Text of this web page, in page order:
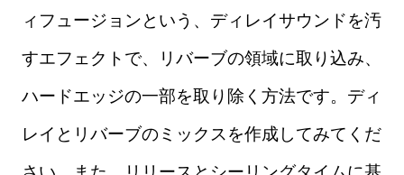
ィフュージョンという、ディレイサウンドを汚
すエフェクトで、リバーブの領域に取り込み、
ハードエッジの一部を取り除く方法です。ディ
レイとリバーブのミックスを作成してみてくだ